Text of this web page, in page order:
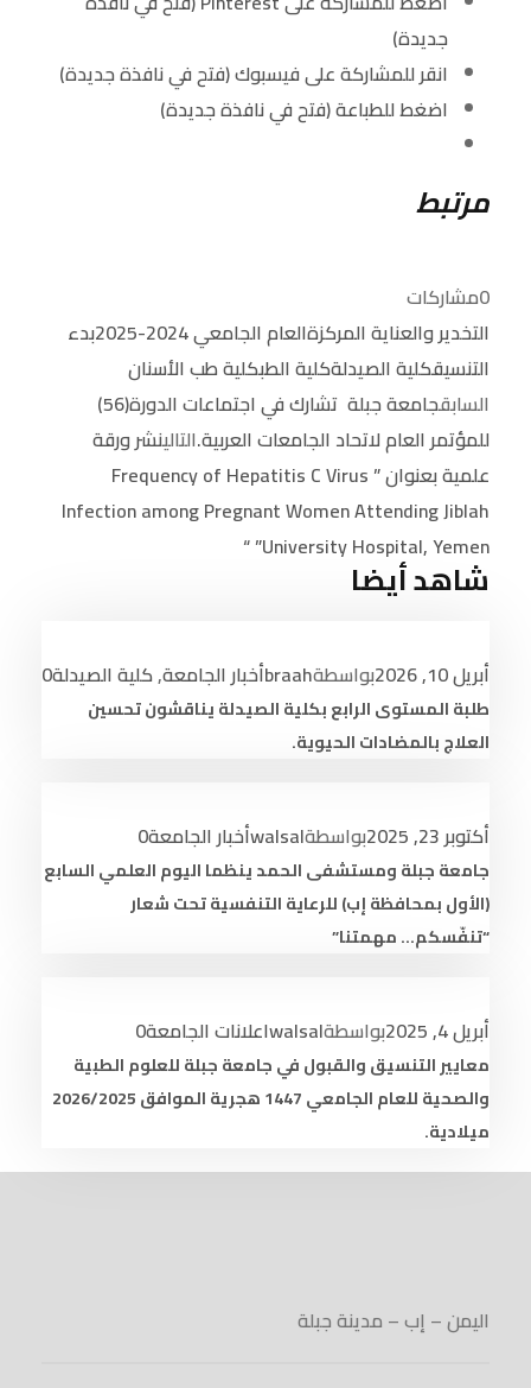
جديدة)
انقر للمشاركة على فيسبوك (فتح في نافذة جديدة)
اضغط للطباعة (فتح في نافذة جديدة)
مرتبط
0مشاركات
التخدير والعناية المركزةالعام الجامعي 2024-2025
بدء
التنسيقكلية الصيدلةكلية الطبكلية طب الأسنان
السابق
جامعة جبلة تشارك في اجتماعات الدورة(56)
للمؤتمر العام لاتحاد الجامعات العربية.التالينشر ورقة
علمية بعنوان ” Frequency of Hepatitis C Virus
Infection among Pregnant Women Attending Jiblah
University Hospital, Yemen” “
شاهد أيضا
أبريل 10, 2026 بواسطةbraahأخبار الجامعة,كلية الصيدلة0
طلبة المستوى الرابع بكلية الصيدلة يناقشون تحسين
العلاج بالمضادات الحيوية.
أكتوبر 23, 2025 بواسطةwalsalأخبار الجامعة0
جامعة جبلة ومستشفى الحمد ينظما اليوم العلمي السابع
(الأول بمحافظة إب) للرعاية التنفسية تحت شعار
“تنفّسكم… مهمتنا”
أبريل 4, 2025 بواسطةwalsalاعلانات الجامعة0
معايير التنسيق والقبول في جامعة جبلة للعلوم الطبية
والصحية للعام الجامعي 1447 هجرية الموافق 2026/2025
ميلادية.
اليمن – إب – مدينة جبلة